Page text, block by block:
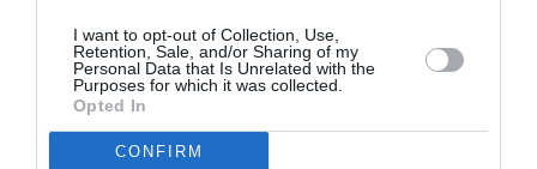
I want to opt-out of Collection, Use,
Retention, Sale, and/or Sharing of my
Personal Data that Is Unrelated with the
Purposes for which it was collected.
Opted In
CONFIRM